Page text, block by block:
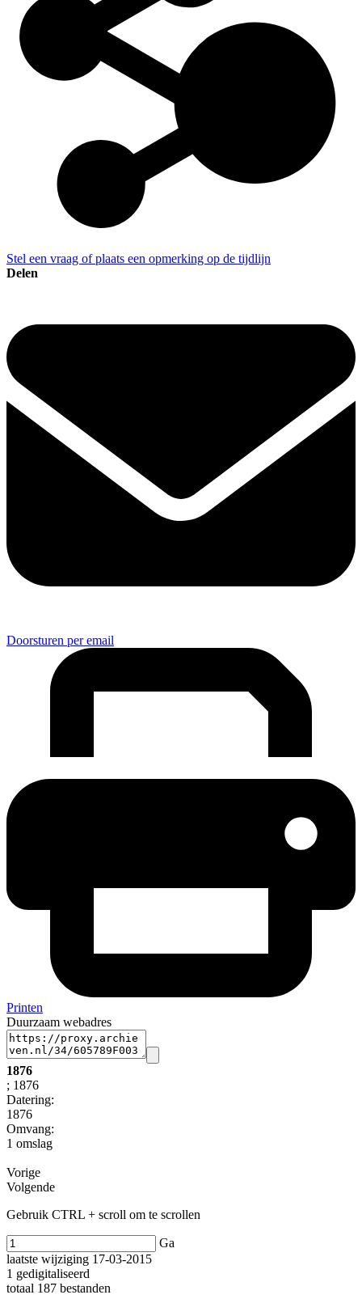
Stel een vraag of plaats een opmerking op de tijdlijn
Delen
Doorsturen per email
Printen
Duurzaam webadres
1876
; 1876
Datering:
1876
Omvang:
1 omslag
Vorige
Volgende
Gebruik CTRL + scroll om te scrollen
Ga
laatste wijziging 17-03-2015
1 gedigitaliseerd
totaal 187 bestanden